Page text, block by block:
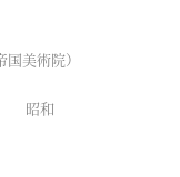
美術院）
昭和